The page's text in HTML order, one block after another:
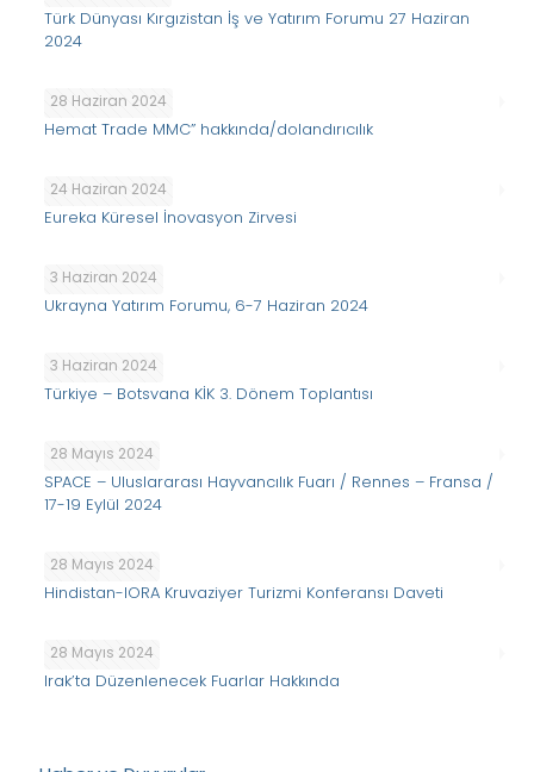
Türk Dünyası Kırgızistan İş ve Yatırım Forumu 27 Haziran
2024
28 Haziran 2024
Hemat Trade MMC” hakkında/dolandırıcılık
24 Haziran 2024
Eureka Küresel İnovasyon Zirvesi
3 Haziran 2024
Ukrayna Yatırım Forumu, 6-7 Haziran 2024
3 Haziran 2024
Türkiye – Botsvana KİK 3. Dönem Toplantısı
28 Mayıs 2024
SPACE – Uluslararası Hayvancılık Fuarı / Rennes – Fransa /
17-19 Eylül 2024
28 Mayıs 2024
Hindistan-IORA Kruvaziyer Turizmi Konferansı Daveti
28 Mayıs 2024
Irak’ta Düzenlenecek Fuarlar Hakkında